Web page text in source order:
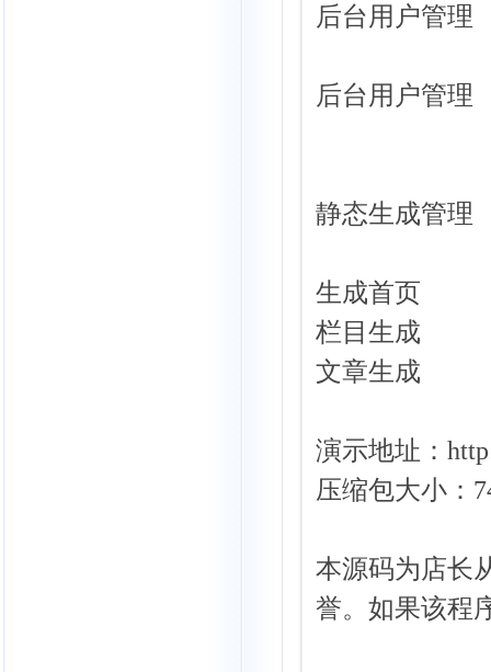
后台用户管理
后台用户管理
静态生成管理
生成首页
栏目生成
文章生成
演示地址：
压缩包大小：
本源码为店长
誉。如果该程